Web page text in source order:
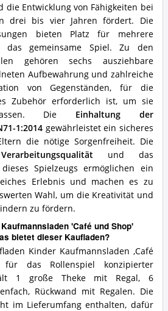
die Entwicklung von Fähigkeiten bei
drei bis vier Jahren fördert. Die
bieten Platz für mehrere
gemeinsame Spiel. Zu den
gehören sechs ausziehbare
Aufbewahrung und zahlreiche
von Gegenständen, für die
Zubehör erforderlich ist, um sie
Die Einhaltung der
1:2014 gewährleistet ein sicheres
die nötige Sorgenfreiheit. Die
und das
dieses Spielzeugs ermöglichen ein
Erlebnis und machen es zu
Wahl, um die Kreativität und
zu fördern.
'Café und Shop'
bietet dieser Kaufladen?
Kinder Kaufmannsladen ‚Café
das Rollenspiel konzipierter
1 große Theke mit Regal, 6
Rückwand mit Regalen. Die
im Lieferumfang enthalten, dafür